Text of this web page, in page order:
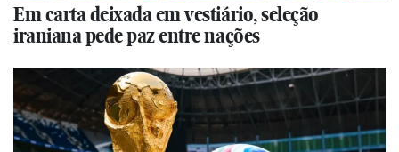
Em carta deixada em vestiário, seleção
iraniana pede paz entre nações